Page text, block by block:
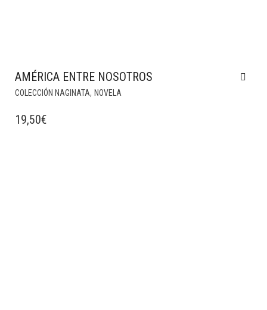
AMÉRICA ENTRE NOSOTROS
COLECCIÓN NAGINATA, NOVELA
19,50€